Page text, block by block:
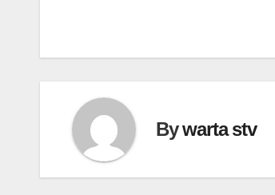
Bywarta stv